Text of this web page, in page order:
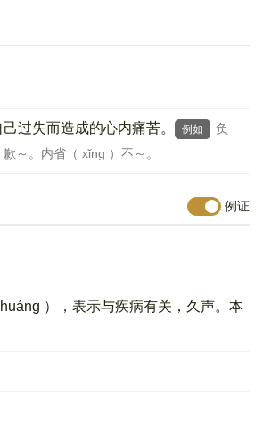
过失而造成的心内痛苦。 例如
负
～。内省（ xǐng ）不～。
例证
），表示与疾病有关，久声。本